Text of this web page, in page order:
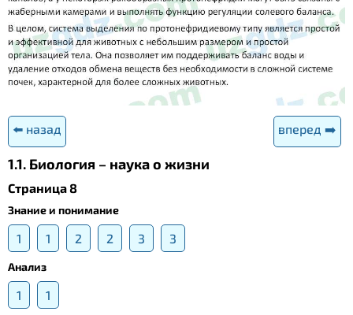
⬅️ назад вперед ➡️
1.1. Биология – наука о жизни
Страница 8
Знание и понимание
1 1 2 2 3 3
Анализ
1 1